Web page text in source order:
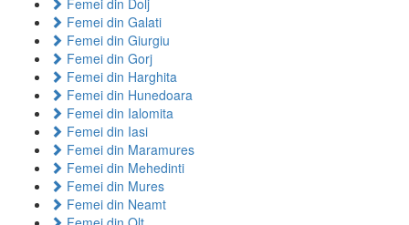
Femei din Dolj
Femei din Galati
Femei din Giurgiu
Femei din Gorj
Femei din Harghita
Femei din Hunedoara
Femei din Ialomita
Femei din Iasi
Femei din Maramures
Femei din Mehedinti
Femei din Mures
Femei din Neamt